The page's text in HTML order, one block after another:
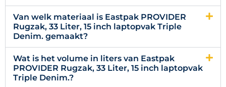
Van welk materiaal is Eastpak PROVIDER
Rugzak, 33 Liter, 15 inch laptopvak Triple
Denim. gemaakt?
Wat is het volume in liters van Eastpak
PROVIDER Rugzak, 33 Liter, 15 inch laptopvak
Triple Denim.?